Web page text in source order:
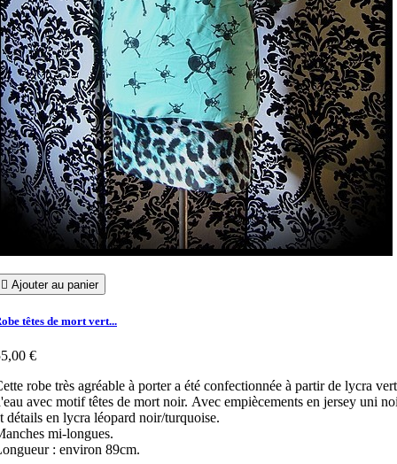
 Ajouter au panier
têtes de mort vert...
€
robe très agréable à porter a été confectionnée à partir de lycra vert
avec motif têtes de mort noir. Avec empiècements en jersey uni
détails en lycra léopard noir/turquoise.
mi-longues.
: environ 89cm.